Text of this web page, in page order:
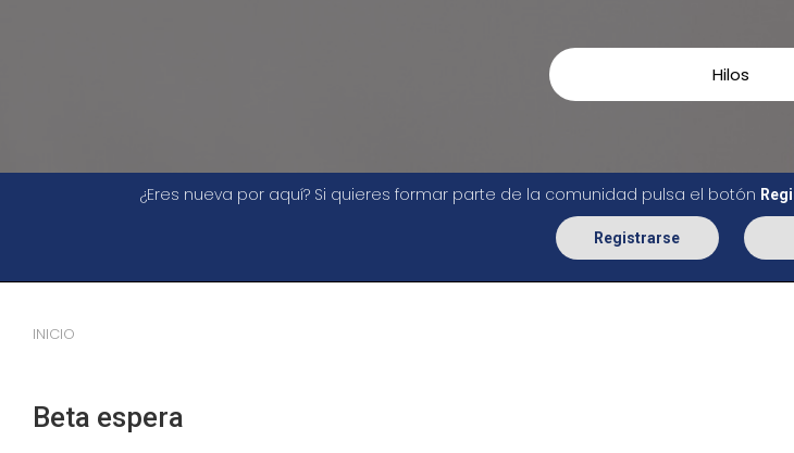
Hilos
¿Eres nueva por aquí? Si quieres formar parte de la comunidad pulsa el botón
Registrarse
INICIO
Beta espera